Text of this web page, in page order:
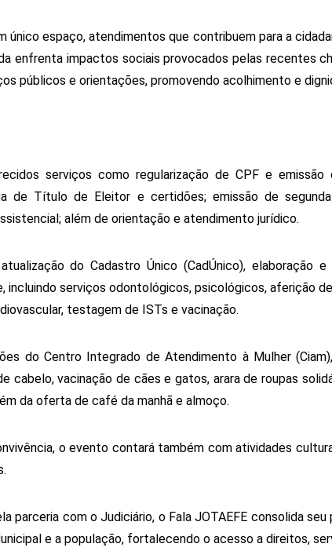
único espaço, atendimentos que contribuem para a
enfrenta impactos sociais provocados pelas recentes
públicos e orientações, promovendo acolhimento e
serviços como regularização de CPF e emissão
de Título de Eleitor e certidões; emissão de
além de orientação e atendimento jurídico.
do Cadastro Único (CadÚnico), elaboração
incluindo serviços odontológicos, psicológicos, aferição
testagem de ISTs e vacinação.
do Centro Integrado de Atendimento à Mulher
cabelo, vacinação de cães e gatos, arara de roupas
da oferta de café da manhã e almoço.
o evento contará também com atividades
parceria com o Judiciário, o Fala JOTAEFE consolida
e a população, fortalecendo o acesso a direitos,